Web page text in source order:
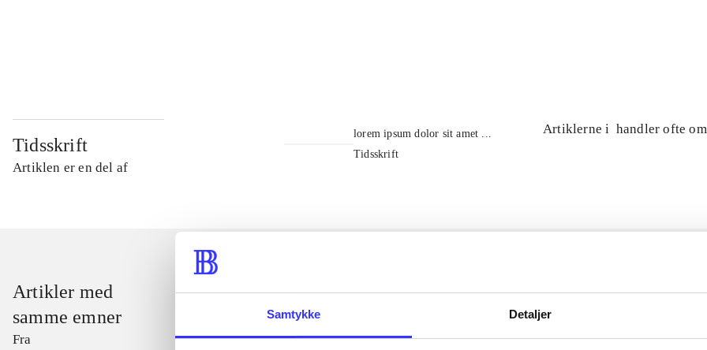
Samtykke Detaljer
Tidsskrift
Artiklen er en del af
lorem ipsum dolor sit amet ...
Tidsskrift
Artiklerne i handler ofte om
Artikler med
samme emner
Fra